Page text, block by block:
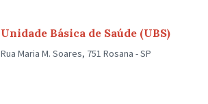
Unidade Básica de Saúde (UBS)
Rua Maria M. Soares, 751 Rosana - SP